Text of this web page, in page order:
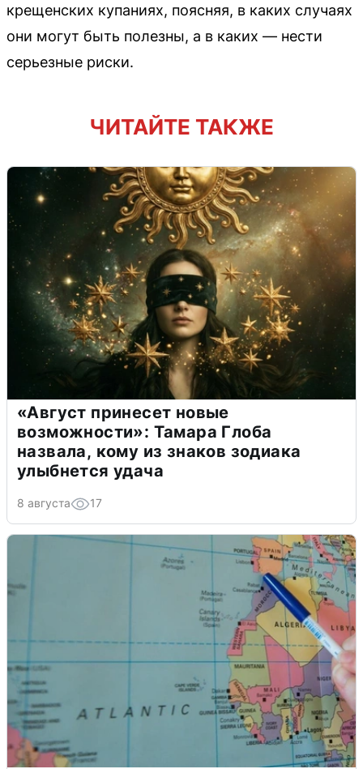
крещенских купаниях, поясняя, в каких случаях
они могут быть полезны, а в каких — нести
серьезные риски.
ЧИТАЙТЕ ТАКЖЕ
«Август принесет новые
возможности»: Тамара Глоба
назвала, кому из знаков зодиака
улыбнется удача
8 августа 17